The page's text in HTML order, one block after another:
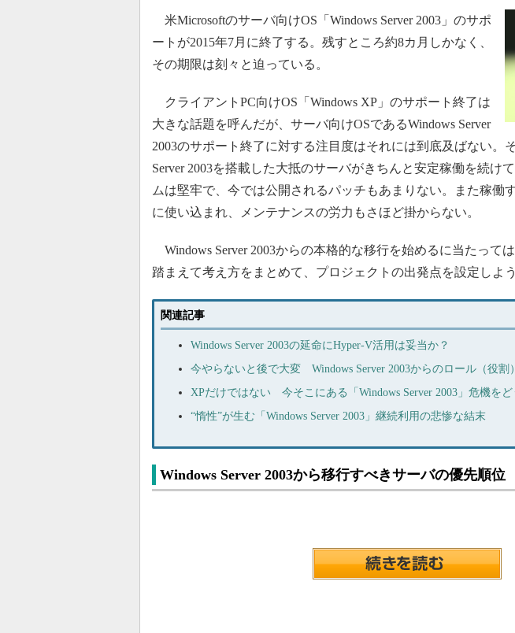
米Microsoftのサーバ向けOS「Windows Server 2003」のサポ
ートが2015年7月に終了する。残すところ約8カ月しかなく、
その期限は刻々と迫っている。
クライアントPC向けOS「Windows XP」のサポート終了は
大きな話題を呼んだが、サーバ向けOSであるWindows Server
2003のサポート終了に対する注目度はそれには到底及ばない。
Server 2003を搭載した大抵のサーバがきちんと安定稼働を続け
ムは堅牢で、今では公開されるパッチもあまりない。また稼働
に使い込まれ、メンテナンスの労力もさほど掛からない。
Windows Server 2003からの本格的な移行を始めるに当たって
踏まえて考え方をまとめて、プロジェクトの出発点を設定しよう
関連記事
Windows Server 2003の延命にHyper-V活用は妥当か？
今やらないと後で大変 Windows Server 2003からのロール（役割
XPだけではない 今そこにある「Windows Server 2003」危機をど
“惰性”が生む「Windows Server 2003」継続利用の悲惨な結末
Windows Server 2003から移行すべきサーバの優先順位